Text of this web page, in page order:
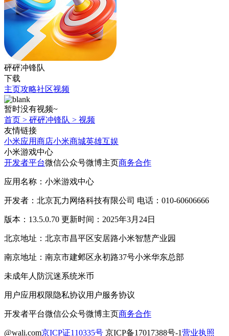
砰砰冲锋队
下载
主页攻略社区视频
暂时没有视频~
首页 > 砰砰冲锋队 > 视频
友情链接
小米应用商店小米商城英雄互娱
小米游戏中心
开发者平台微信公众号微博主页商务合作
应用名称：小米游戏中心
开发者：北京瓦力网络科技有限公司 电话：010-60606666
版本：13.5.0.70 更新时间：2025年3月24日
北京地址：北京市昌平区安居路小米智慧产业园
南京地址：南京市建邺区永初路37号小米华东总部
未成年人防沉迷系统米币
用户应用权限隐私协议用户服务协议
开发者平台微信公众号微博主页商务合作
@wali.com京ICP证110335号 京ICP备17017388号-1营业执照